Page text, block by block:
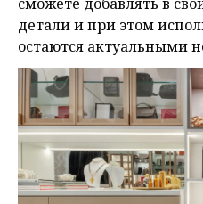
детали и при этом
остаются актуальными